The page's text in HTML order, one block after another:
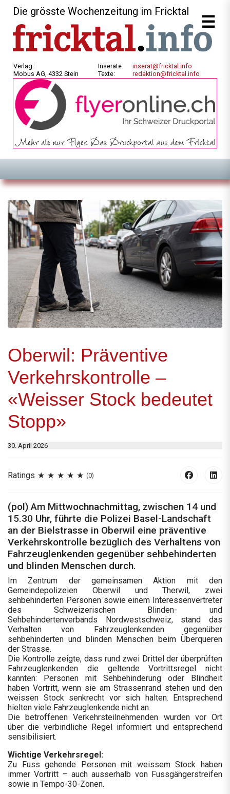
Die grösste Wochenzeitung im Fricktal
Verlag:
Mobus AG, 4332 Stein
Inserate:
Texte:
inserat@fricktal.info
redaktion@fricktal.info
Oberwil: Präventive
Verkehrskontrolle –
«Weisser Stock bedeutet
Stopp»
30. April 2026
Ratings (0)
(pol) Am Mittwochnachmittag, zwischen 14 und
15.30 Uhr, führte die Polizei Basel-Landschaft
an der Bielstrasse in Oberwil eine präventive
Verkehrskontrolle bezüglich des Verhaltens von
Fahrzeuglenkenden gegenüber sehbehinderten
und blinden Menschen durch.
Im Zentrum der gemeinsamen Aktion mit den
Gemeindepolizeien Oberwil und Therwil, zwei
sehbehinderten Personen sowie einem Interessenvertreter
des Schweizerischen Blinden- und
Sehbehindertenverbands Nordwestschweiz, stand das
Verhalten von Fahrzeuglenkenden gegenüber
sehbehinderten und blinden Menschen beim Überqueren
der Strasse.
Die Kontrolle zeigte, dass rund zwei Drittel der überprüften
Fahrzeuglenkenden die geltende Vortrittsregel nicht
kannten: Personen mit Sehbehinderung oder Blindheit
haben Vortritt, wenn sie am Strassenrand stehen und den
weissen Stock senkrecht vor sich halten. Entsprechend
hielten viele Fahrzeuglenkende nicht an.
Die betroffenen Verkehrsteilnehmenden wurden vor Ort
über die verbindliche Regel informiert und entsprechend
sensibilisiert.
Wichtige Verkehrsregel:
Zu Fuss gehende Personen mit weissem Stock haben
immer Vortritt – auch ausserhalb von Fussgängerstreifen
sowie in Tempo-30-Zonen.